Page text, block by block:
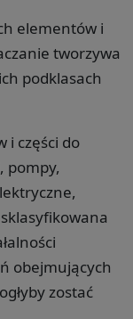
elementów i
tworzywa
podklasach
i części do
pompy,
obejmujących
zostać